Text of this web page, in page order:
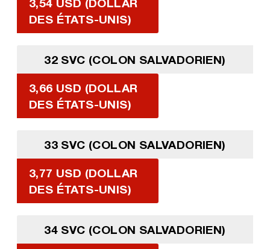
3,54 USD (DOLLAR
DES ÉTATS-UNIS)
32 SVC (COLON SALVADORIEN)
3,66 USD (DOLLAR
DES ÉTATS-UNIS)
33 SVC (COLON SALVADORIEN)
3,77 USD (DOLLAR
DES ÉTATS-UNIS)
34 SVC (COLON SALVADORIEN)